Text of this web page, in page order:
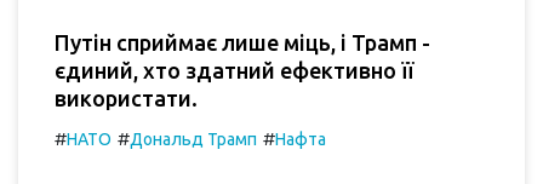
Путін сприймає лише міць, і Трамп -
єдиний, хто здатний ефективно її
використати.
#НАТО #Дональд Трамп #Нафта